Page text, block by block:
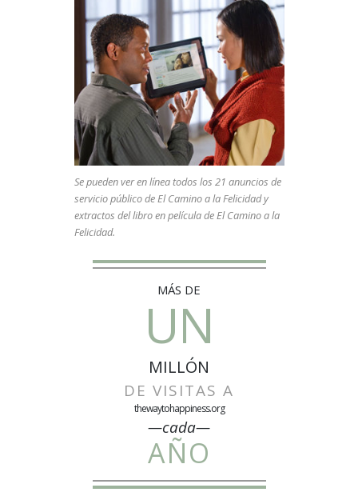
Se pueden ver en línea todos los 21 anuncios de
servicio público de El Camino a la Felicidad y
extractos del libro en película de El Camino a la
Felicidad.
MÁS DE
UN
MILLÓN
DE VISITAS A
thewaytohappiness.org
—cada—
AÑO